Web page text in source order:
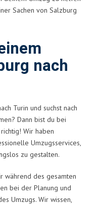
Sachen von Salzburg
nach
Turin und suchst nach
Dann bist du bei
Wir haben
Umzugsservices,
zu gestalten.
während des gesamten
bei der Planung und
Umzugs. Wir wissen,